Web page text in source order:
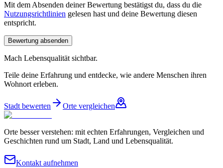
Mit dem Absenden deiner Bewertung bestätigst du, dass du die
Nutzungsrichtlinien gelesen hast und deine Bewertung diesen
entspricht.
Bewertung absenden
Mach Lebensqualität sichtbar.
Teile deine Erfahrung und entdecke, wie andere Menschen ihren
Wohnort erleben.
Stadt bewerten Orte vergleichen
Orte besser verstehen: mit echten Erfahrungen, Vergleichen und
Geschichten rund um Stadt, Land und Lebensqualität.
Kontakt aufnehmen